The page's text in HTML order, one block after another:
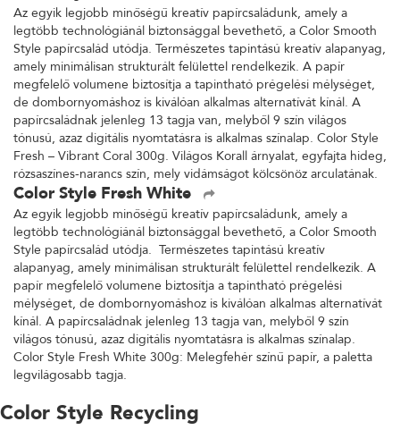
Az egyik legjobb minőségű kreatív papírcsaládunk, amely a
legtöbb technológiánál biztonsággal bevethető, a Color Smooth
Style papírcsalád utódja. Természetes tapintású kreatív alapanyag,
amely minimálisan strukturált felülettel rendelkezik. A papír
megfelelő volumene biztosítja a tapintható prégelési mélységet,
de dombornyomáshoz is kiválóan alkalmas alternatívát kínál. A
papírcsaládnak jelenleg 13 tagja van, melyből 9 szín világos
tónusú, azaz digitális nyomtatásra is alkalmas színalap. Color Style
Fresh – Vibrant Coral 300g. Világos Korall árnyalat, egyfajta hideg,
rózsaszínes-narancs szín, mely vidámságot kölcsönöz arculatának.
Color Style Fresh White
Az egyik legjobb minőségű kreatív papírcsaládunk, amely a
legtöbb technológiánál biztonsággal bevethető, a Color Smooth
Style papírcsalád utódja. Természetes tapintású kreatív
alapanyag, amely minimálisan strukturált felülettel rendelkezik. A
papír megfelelő volumene biztosítja a tapintható prégelési
mélységet, de dombornyomáshoz is kiválóan alkalmas alternatívát
kínál. A papírcsaládnak jelenleg 13 tagja van, melyből 9 szín
világos tónusú, azaz digitális nyomtatásra is alkalmas színalap.
Color Style Fresh White 300g: Melegfehér színű papír, a paletta
legvilágosabb tagja.
Color Style Recycling